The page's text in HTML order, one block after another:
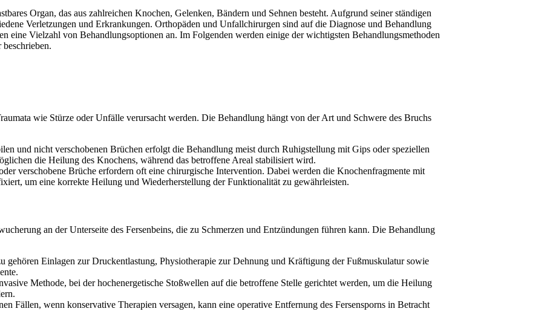
Organ, das aus zahlreichen Knochen, Gelenken, Bändern und Sehnen besteht. Aufgrund seiner ständigen
Verletzungen und Erkrankungen. Orthopäden und Unfallchirurgen sind auf die Diagnose und Behandlung
eine Vielzahl von Behandlungsoptionen an. Im Folgenden werden einige der wichtigsten Behandlungsmethoden
wie Stürze oder Unfälle verursacht werden. Die Behandlung hängt von der Art und Schwere des Bruchs
und nicht verschobenen Brüchen erfolgt die Behandlung meist durch Ruhigstellung mit Gips oder speziellen
die Heilung des Knochens, während das betroffene Areal stabilisiert wird.
verschobene Brüche erfordern oft eine chirurgische Intervention. Dabei werden die Knochenfragmente mit
um eine korrekte Heilung und Wiederherstellung der Funktionalität zu gewährleisten.
an der Unterseite des Fersenbeins, die zu Schmerzen und Entzündungen führen kann. Die Behandlung
gehören Einlagen zur Druckentlastung, Physiotherapie zur Dehnung und Kräftigung der Fußmuskulatur sowie
Methode, bei der hochenergetische Stoßwellen auf die betroffene Stelle gerichtet werden, um die Heilung
Fällen, wenn konservative Therapien versagen, kann eine operative Entfernung des Fersensporns in Betracht